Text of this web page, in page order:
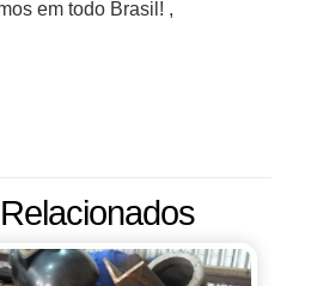
em todo Brasil! ,